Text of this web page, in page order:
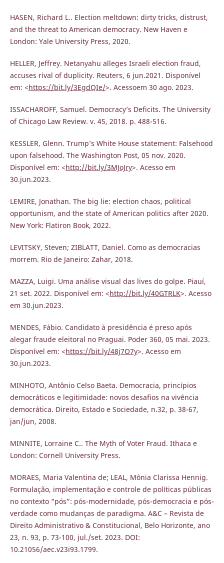
HASEN, Richard L.. Election meltdown: dirty tricks, distrust,
and the threat to American democracy. New Haven e
London: Yale University Press, 2020.
HELLER, Jeffrey. Netanyahu alleges Israeli election fraud,
accuses rival of duplicity. Reuters, 6 jun.2021. Disponível
em: <https://bit.ly/3EgdQIe/>. Acessoem 30 ago. 2023.
ISSACHAROFF, Samuel. Democracy’s Deficits. The University
of Chicago Law Review. v. 45, 2018. p. 488-516.
KESSLER, Glenn. Trump’s White House statement: Falsehood
upon falsehood. The Washington Post, 05 nov. 2020.
Disponível em: <http://bit.ly/3MJoJry>. Acesso em
30.jun.2023.
LEMIRE, Jonathan. The big lie: election chaos, political
opportunism, and the state of American politics after 2020.
New York: Flatiron Book, 2022.
LEVITSKY, Steven; ZIBLATT, Daniel. Como as democracias
morrem. Rio de Janeiro: Zahar, 2018.
MAZZA, Luigi. Uma análise visual das lives do golpe. Piauí,
21 set. 2022. Disponível em: <http://bit.ly/40GTRLK>. Acesso
em 30.jun.2023.
MENDES, Fábio. Candidato à presidência é preso após
alegar fraude eleitoral no Praguai. Poder 360, 05 mai. 2023.
Disponível em: <https://bit.ly/48j7O7y>. Acesso em
30.jun.2023.
MINHOTO, Antônio Celso Baeta. Democracia, princípios
democráticos e legitimidade: novos desafios na vivência
democrática. Direito, Estado e Sociedade, n.32, p. 38-67,
jan/jun, 2008.
MINNITE, Lorraine C.. The Myth of Voter Fraud. Ithaca e
London: Cornell University Press.
MORAES, Maria Valentina de; LEAL, Mônia Clarissa Hennig.
Formulação, implementação e controle de políticas públicas
no contexto “pós”: pós-modernidade, pós-democracia e pós-
verdade como mudanças de paradigma. A&C – Revista de
Direito Administrativo & Constitucional, Belo Horizonte, ano
23, n. 93, p. 73-100, jul./set. 2023. DOI:
10.21056/aec.v23i93.1799.